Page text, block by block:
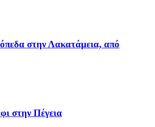
στην Λακατάμεια, από
στην Πέγεια